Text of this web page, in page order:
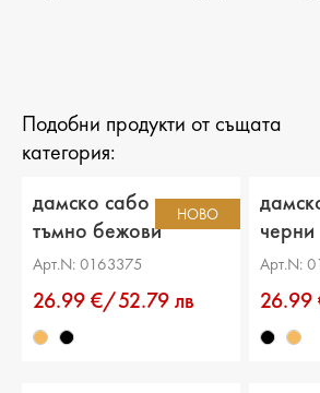
Подобни продукти от същата
категория:
НОВО
дамско сабо текстил
тъмно бежови
Арт.N: 0163375
26.99 €/52.79 лв
черни
Арт.N: